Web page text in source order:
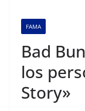
FAMA
Bad
los
Story»